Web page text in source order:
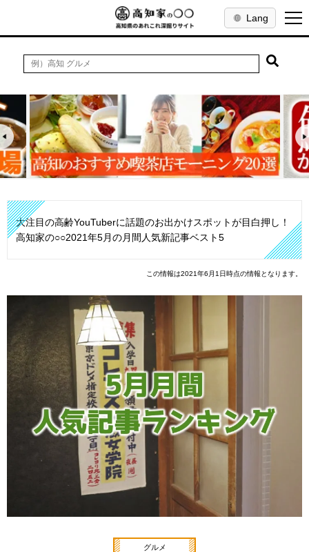
Lang
大注目の高齢YouTuberに話題のお出かけスポットが目白押し！
高知家の○○2021年5月の月間人気新記事ベスト5
この情報は2021年6月1日時点の情報となります。
グルメ